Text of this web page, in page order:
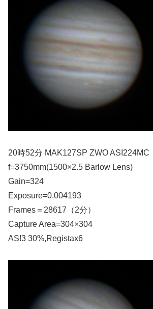
20時52分 MAK127SP ZWO ASI224MC
f=3750mm(1500×2.5 Barlow Lens)
Gain=324
Exposure=0.004193
Frames＝28617（2分）
Capture Area=304×304
AS!3 30%,Registax6